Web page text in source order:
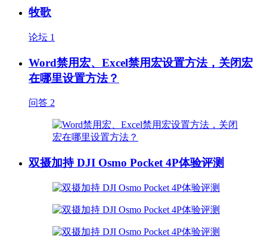
牧歌
论坛 1
Word禁用宏、Excel禁用宏设置方法，关闭宏
在哪里设置方法？
问答 2
双摄加持 DJI Osmo Pocket 4P体验评测